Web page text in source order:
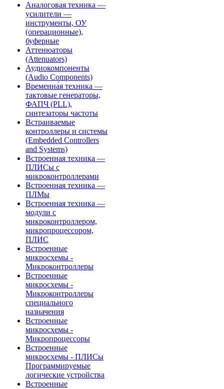
Аналоговая техника —
усилители —
инструменты, ОУ
(операционные),
буферные
Аттенюаторы
(Attenuators)
Аудиокомпоненты
(Audio Components)
Временна́я техника —
тактовые генераторы,
ФАПЧ (PLL),
синтезаторы частоты
Встраиваемые
контроллеры и системы
(Embedded Controllers
and Systems)
Встроенная техника —
ПЛИСы с
микроконтроллерами
Встроенная техника —
ПЛМы
Встроенная техника —
модули с
микроконтроллером,
микропроцессором,
ПЛИС
Встроенные
микросхемы -
Микроконтроллеры
Встроенные
микросхемы -
Микроконтроллеры
специального
назначения
Встроенные
микросхемы -
Микропроцессоры
Встроенные
микросхемы - ПЛИСы
Программируемые
логические устройства
Встроенные